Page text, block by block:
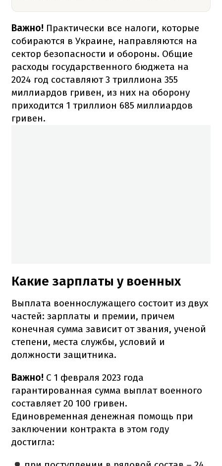
Важно! Практически все налоги, которые
собираются в Украине, направляются на
сектор безопасности и обороны. Общие
расходы государственного бюджета на
2024 год составляют 3 триллиона 355
миллиардов гривен, из них на оборону
приходится 1 триллион 685 миллиардов
гривен.
Какие зарплаты у военных
Выплата военнослужащего состоит из двух
частей: зарплаты и премии, причем
конечная сумма зависит от звания, ученой
степени, места службы, условий и
должности защитника.
Важно! С 1 февраля 2023 года
гарантированная сумма выплат военного
составляет 20 100 гривен.
Единовременная денежная помощь при
заключении контракта в этом году
достигла: